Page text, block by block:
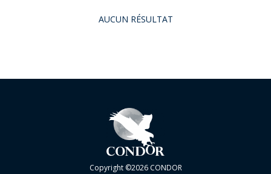
AUCUN RÉSULTAT
Copyright ©2026 CONDOR